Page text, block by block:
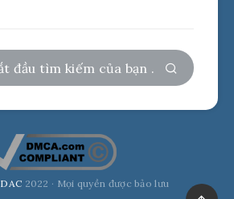
DAC 2022 · Mọi quyền được bảo lưu